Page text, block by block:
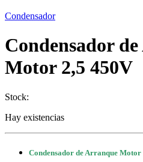
Condensador
Condensador
Motor 2,5 450V
Stock:
Hay existencias
Condensador de Arranque Motor